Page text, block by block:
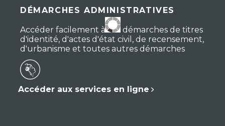
DÉMARCHES ADMINISTRATIVES
Accéder facilement à vos démarches de titres
d'identité, d'actes d'état civil, de recensement,
d'urbanisme et toutes autres démarches
Accéder aux services en ligne